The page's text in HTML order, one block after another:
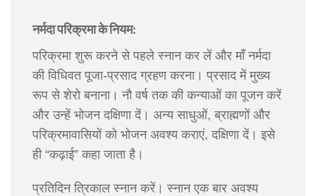
नर्मदा परिक्रमा के नियम:
परिक्रमा शुरू करने से पहले स्नान कर लें और माँ नर्मदा
की विधिवत पूजा-प्रसाद ग्रहण करना। प्रसाद में मुख्य
रूप से शेरो बनाना। नौ वर्ष तक की कन्याओं का पूजन करें
और उन्हें भोजन दक्षिणा दें। अन्य साधुओं, ब्राह्मणों और
परिक्रमावासियों को भोजन अवश्य कराएं, दक्षिणा दें। इसे
ही “कढ़ाई” कहा जाता है।
प्रतिदिन त्रिकाल स्नान करें। स्नान एक बार अवश्य